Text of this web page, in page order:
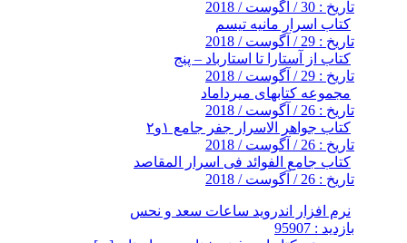
تاریخ : 30 / آگوست / 2018
کتاب اسرار مانیه تیسم
تاریخ : 29 / آگوست / 2018
کتاب از آستارا تا استارباد – پنج
تاریخ : 29 / آگوست / 2018
مجموعه کتابهای میرداماد
تاریخ : 26 / آگوست / 2018
کتاب جواهر الاسرار جفر جامع ۱و۲
تاریخ : 26 / آگوست / 2018
کتاب جامع الفوائد فی اسرار المقاصد
تاریخ : 26 / آگوست / 2018
نرم افزار اندروید ساعات سعد و نحس
بازدید : 95907